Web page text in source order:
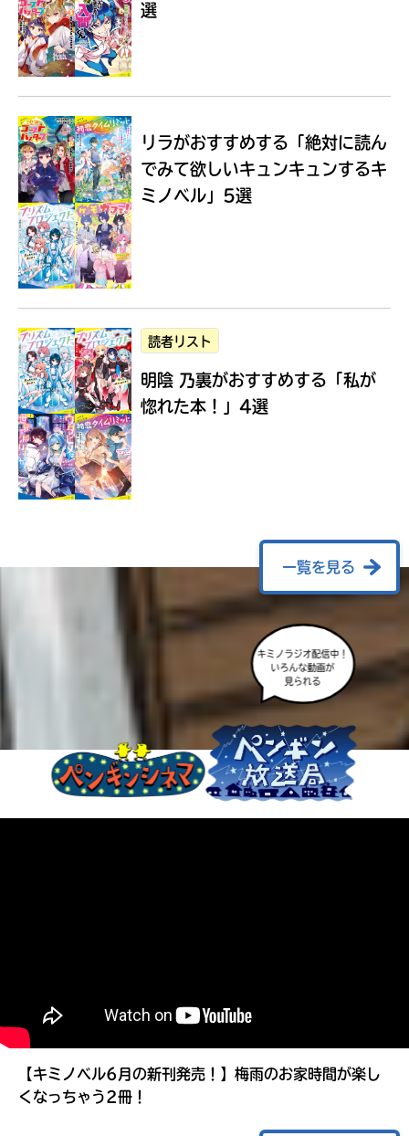
Loading...
選
リラがおすすめする 「絶対に読ん
でみて欲しいキュンキュンするキ
ミノベル」5選
読者リスト
明陰 乃裏がおすすめする 「私が
惚れた本！」4選
一覧を見る
キミノラジオ配信中！
いろんな動画が
見られる
【キミノベル6月の新刊発売！】梅雨のお家時間が楽し
くなっちゃう2冊！
に
エ
も
度
み
て
ね
る